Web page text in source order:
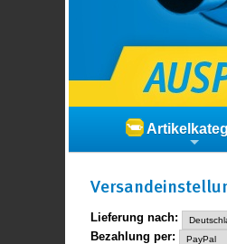
Lieferung nach:
Bezahlung per: